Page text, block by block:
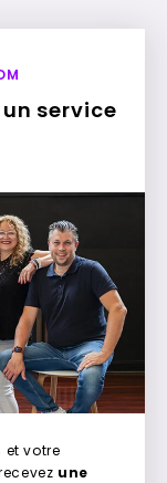
service
et votre
une